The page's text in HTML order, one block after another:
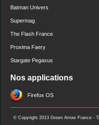
Batman Univers
Supermag
The Flash France
Proxima Faery
Stargate Pegasus
Nos applications
Firefox OS
© Copyright 2013 Green Arrow France -